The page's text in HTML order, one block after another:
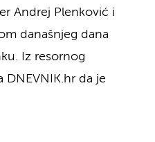
Andrej Plenković i
današnjeg dana
Iz resornog
DNEVNIK.hr da je